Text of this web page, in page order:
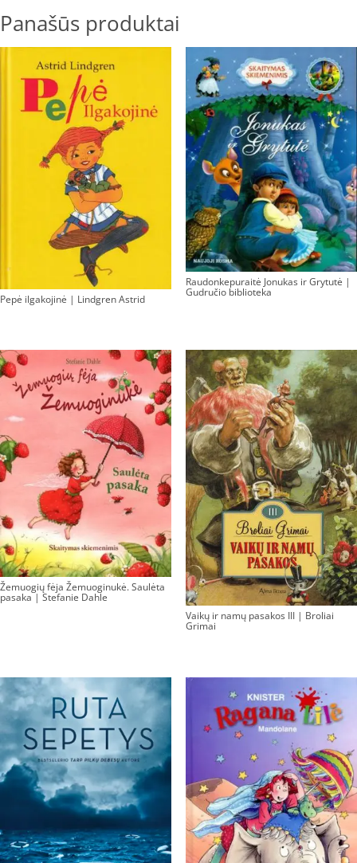
Panašūs produktai
Pepė ilgakojinė | Lindgren Astrid
Raudonkepuraitė Jonukas ir Grytutė |
Gudručio biblioteka
Žemuogių fėja Žemuoginukė. Saulėta
pasaka | Stefanie Dahle
Vaikų ir namų pasakos III | Broliai
Grimai